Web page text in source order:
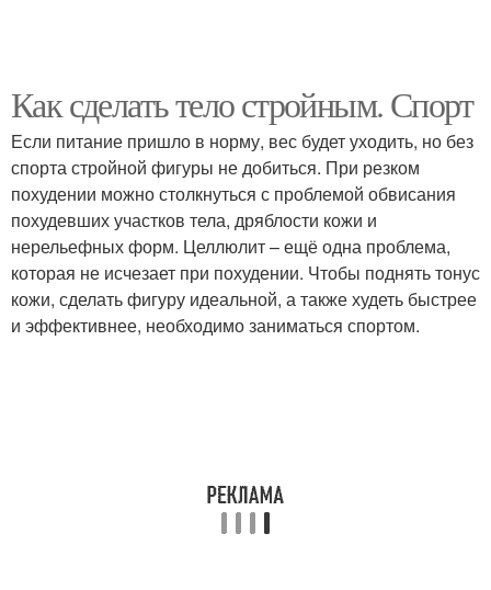
Как сделать тело стройным. Спорт
Если питание пришло в норму, вес будет уходить, но без
спорта стройной фигуры не добиться. При резком
похудении можно столкнуться с проблемой обвисания
похудевших участков тела, дряблости кожи и
нерельефных форм. Целлюлит – ещё одна проблема,
которая не исчезает при похудении. Чтобы поднять тонус
кожи, сделать фигуру идеальной, а также худеть быстрее
и эффективнее, необходимо заниматься спортом.